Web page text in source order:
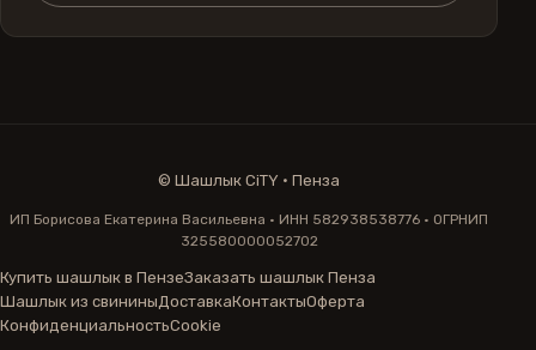
© Шашлык CiTY · Пенза
ИП Борисова Екатерина Васильевна · ИНН 582938538776 · ОГРНИП
325580000052702
Купить шашлык в ПензеЗаказать шашлык Пенза
Шашлык из свининыДоставкаКонтактыОферта
КонфиденциальностьCookie